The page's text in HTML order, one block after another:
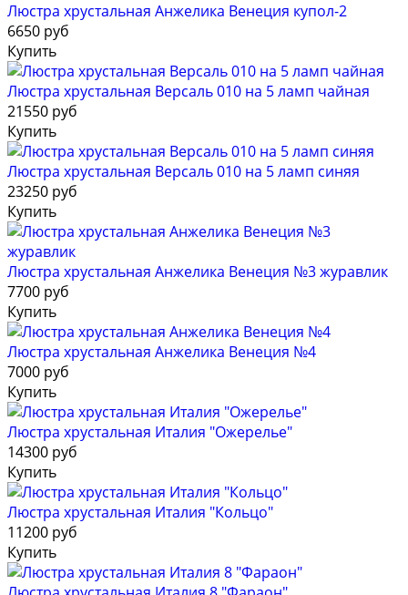
Люстра хрустальная Анжелика Венеция купол-2
6650 руб
Купить
Люстра хрустальная Версаль 010 на 5 ламп чайная
21550 руб
Купить
Люстра хрустальная Версаль 010 на 5 ламп синяя
23250 руб
Купить
Люстра хрустальная Анжелика Венеция №3 журавлик
7700 руб
Купить
Люстра хрустальная Анжелика Венеция №4
7000 руб
Купить
Люстра хрустальная Италия "Ожерелье"
14300 руб
Купить
Люстра хрустальная Италия "Кольцо"
11200 руб
Купить